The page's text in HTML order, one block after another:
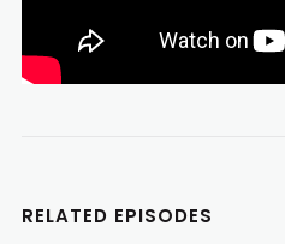
RELATED EPISODES